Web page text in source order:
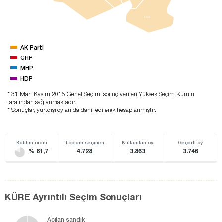
TOS
AK Parti
CHP
MHP
HDP
* 31 Mart Kasım 2015 Genel Seçimi sonuç verileri Yüksek Seçim Kurulu
tarafından sağlanmaktadır.
* Sonuçlar, yurtdışı oyları da dahil edilerek hesaplanmıştır.
Katılım oranı
% 81,7
Toplam seçmen
4.728
Kullanılan oy
3.863
Geçerli oy
3.746
KÜRE Ayrıntılı Seçim Sonuçları
Açılan sandık